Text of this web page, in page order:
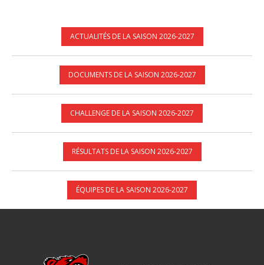
ACTUALITÉS DE LA SAISON 2026-2027
DOCUMENTS DE LA SAISON 2026-2027
CHALLENGE DE LA SAISON 2026-2027
RÉSULTATS DE LA SAISON 2026-2027
ÉQUIPES DE LA SAISON 2026-2027